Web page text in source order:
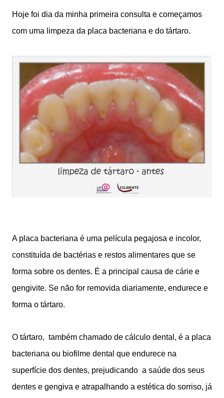
Hoje foi dia da minha primeira consulta e começamos
com uma limpeza da placa bacteriana e do tártaro.
A placa bacteriana é uma película pegajosa e incolor,
constituída de bactérias e restos alimentares que se
forma sobre os dentes. É a principal causa de cárie e
gengivite. Se não for removida diariamente, endurece e
forma o tártaro.
O tártaro, também chamado de cálculo dental, é a placa
bacteriana ou biofilme dental que endurece na
superfície dos dentes, prejudicando a saúde dos seus
dentes e gengiva e atrapalhando a estética do sorriso, já